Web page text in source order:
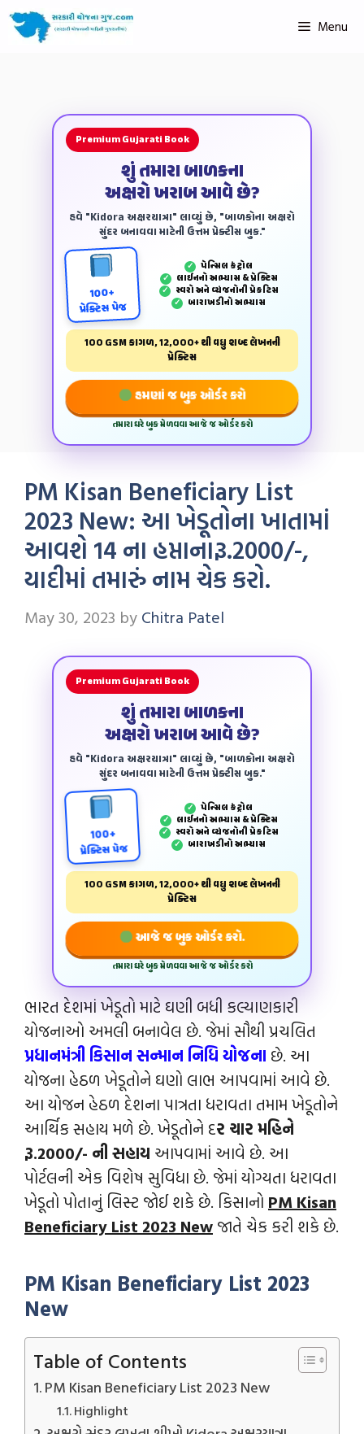
Menu
Premium Gujarati Book
શું તમારા બાળકના
અક્ષરો ખરાબ આવે છે?
હવે "Kidora અક્ષરયાત્રા" લાવ્યું છે, "બાળકોના અક્ષરો
સુંદર બનાવવા માટેની ઉત્તમ પ્રેક્ટીસ બુક."
100+
પ્રેક્ટિસ પેજ
✓ પેન્‍સિલ કંટ્રોલ
✓ લાઈનનો અભ્યાસ & પ્રેક્ટિસ
✓ સ્વરો અને વ્યંજનોની પ્રેકટિસ
✓ બારાખડીનો અભ્યાસ
100 GSM કાગળ, 12,000+ થી વધુ શબ્દ લેખનની
પ્રેક્ટિસ
હમણાં જ બુક ઓર્ડર કરો
તમારા ઘરે બુક મેળવવા આજે જ ઓર્ડર કરો
PM Kisan Beneficiary List
2023 New: આ ખેડૂતોના ખાતામાં
આવશે 14 ના હપ્તાનારૂ.2000/-,
યાદીમાં તમારું નામ ચેક કરો.
May 30, 2023 by Chitra Patel
Premium Gujarati Book
શું તમારા બાળકના
અક્ષરો ખરાબ આવે છે?
હવે "Kidora અક્ષરયાત્રા" લાવ્યું છે, "બાળકોના અક્ષરો
સુંદર બનાવવા માટેની ઉત્તમ પ્રેક્ટીસ બુક."
100+
પ્રેક્ટિસ પેજ
✓ પેન્‍સિલ કંટ્રોલ
✓ લાઈનનો અભ્યાસ & પ્રેક્ટિસ
✓ સ્વરો અને વ્યંજનોની પ્રેકટિસ
✓ બારાખડીનો અભ્યાસ
100 GSM કાગળ, 12,000+ થી વધુ શબ્દ લેખનની
પ્રેક્ટિસ
આજે જ બુક ઓર્ડર કરો.
તમારા ઘરે બુક મેળવવા આજે જ ઓર્ડર કરો
ભારત દેશમાં ખેડૂતો માટે ઘણી બધી કલ્યાણકારી
યોજનાઓ અમલી બનાવેલ છે. જેમાં સૌથી પ્રચલિત
પ્રધાનમંત્રી કિસાન સન્માન નિધિ યોજના છે. આ
યોજના હેઠળ ખેડૂતોને ઘણો લાભ આપવામાં આવે છે.
આ યોજન હેઠળ દેશના પાત્રતા ધરાવતા તમામ ખેડૂતોને
આર્થિક સહાય મળે છે. ખેડૂતોને દર ચાર મહિને
રૂ.2000/- ની સહાય આપવામાં આવે છે. આ
પોર્ટલની એક વિશેષ સુવિધા છે. જેમાં યોગ્યતા ધરાવતા
ખેડૂતો પોતાનું લિસ્ટ જોઈ શકે છે. કિસાનો PM Kisan
Beneficiary List 2023 New જાતે ચેક કરી શકે છે.
PM Kisan Beneficiary List 2023
New
Table of Contents
PM Kisan Beneficiary List 2023 New
Highlight